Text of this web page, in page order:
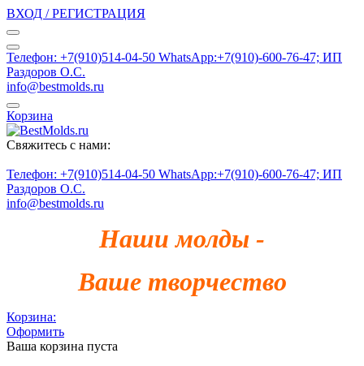
ВХОД / РЕГИСТРАЦИЯ
Телефон: +7(910)514-04-50 WhatsApp:+7(910)-600-76-47; ИП
Раздоров О.С.
info@bestmolds.ru
Корзина
Свяжитесь с нами:
Телефон: +7(910)514-04-50 WhatsApp:+7(910)-600-76-47; ИП
Раздоров О.С.
info@bestmolds.ru
Наши молды -
Ваше творчество
Корзина:
Оформить
Ваша корзина пуста